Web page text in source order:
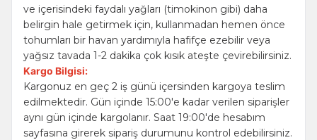
ve içerisindeki faydalı yağları (timokinon gibi) daha
belirgin hale getirmek için, kullanmadan hemen önce
tohumları bir havan yardımıyla hafifçe ezebilir veya
yağsız tavada 1-2 dakika çok kısık ateşte çevirebilirsiniz.
Kargo Bilgisi:
Kargonuz en geç 2 iş günü içersinden kargoya teslim
edilmektedir. Gün içinde 15:00'e kadar verilen siparişler
aynı gün içinde kargolanır. Saat 19:00'de hesabım
sayfasına girerek sipariş durumunu kontrol edebilirsiniz.